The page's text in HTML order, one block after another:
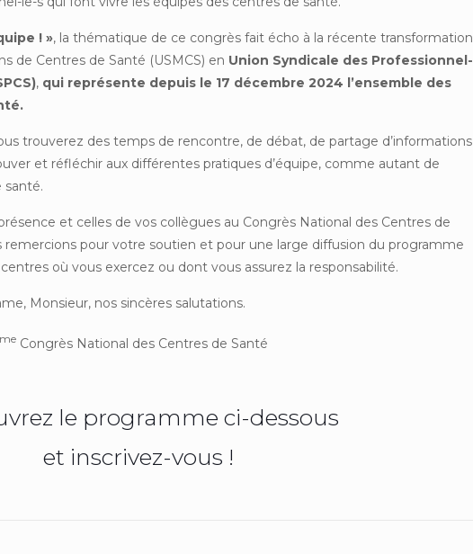
! », la thématique de ce congrès fait écho à la récente transformation
de Centres de Santé (USMCS) en Union Syndicale des Professionnel-
, qui représente depuis le 17 décembre 2024 l’ensemble des
trouverez des temps de rencontre, de débat, de partage d’informations
et réfléchir aux différentes pratiques d’équipe, comme autant de
santé.
et celles de vos collègues au Congrès National des Centres de
remercions pour votre soutien et pour une large diffusion du programme
où vous exercez ou dont vous assurez la responsabilité.
Monsieur, nos sincères salutations.
Congrès National des Centres de Santé
le programme ci-dessous
et inscrivez-vous !